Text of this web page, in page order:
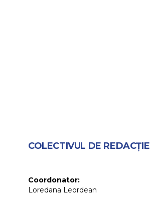
COLECTIVUL DE REDACȚIE
Coordonator:
Loredana Leordean